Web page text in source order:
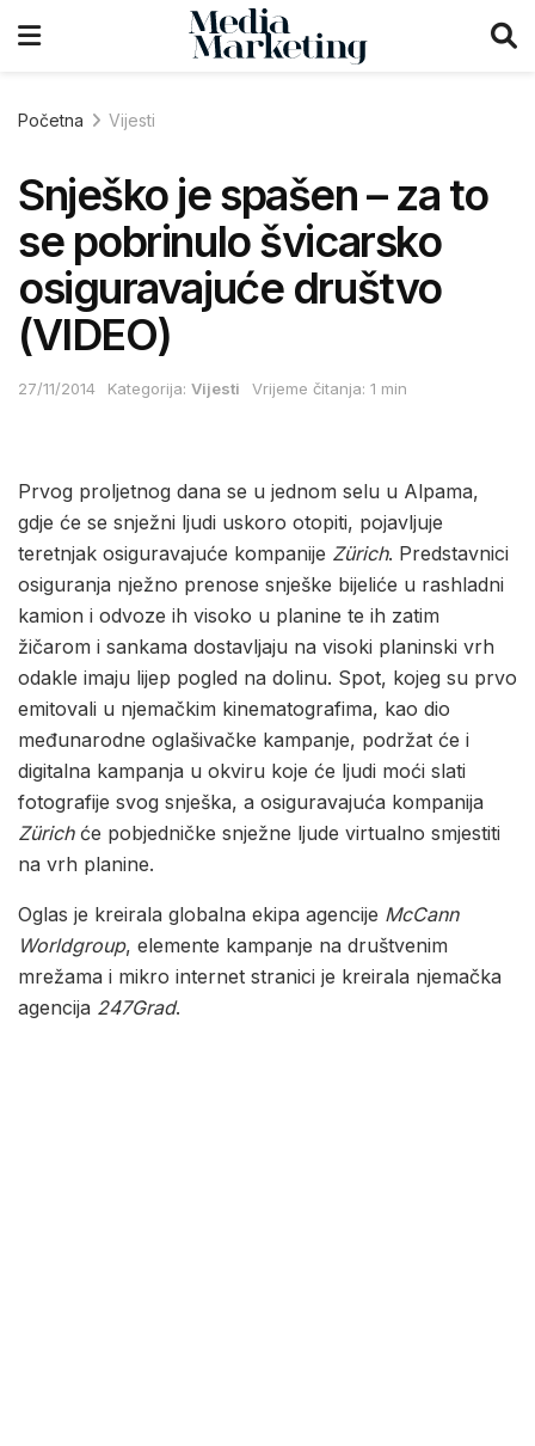
Početna Vijesti
Snješko je spašen – za to
se pobrinulo švicarsko
osiguravajuće društvo
(VIDEO)
27/11/2014 Kategorija: Vijesti Vrijeme čitanja: 1 min
Prvog proljetnog dana se u jednom selu u Alpama,
gdje će se snježni ljudi uskoro otopiti, pojavljuje
teretnjak osiguravajuće kompanije Zürich. Predstavnici
osiguranja nježno prenose snješke bijeliće u rashladni
kamion i odvoze ih visoko u planine te ih zatim
žičarom i sankama dostavljaju na visoki planinski vrh
odakle imaju lijep pogled na dolinu. Spot, kojeg su prvo
emitovali u njemačkim kinematografima, kao dio
međunarodne oglašivačke kampanje, podržat će i
digitalna kampanja u okviru koje će ljudi moći slati
fotografije svog snješka, a osiguravajuća kompanija
Zürichće pobjedničke snježne ljude virtualno smjestiti
na vrh planine.
Oglas je kreirala globalna ekipa agencije McCann
Worldgroup, elemente kampanje na društvenim
mrežama i mikro internet stranici je kreirala njemačka
agencija 247Grad.